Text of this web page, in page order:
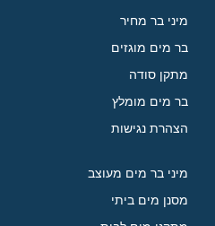
מיני בר מחיר
בר מים מוגזים
מתקן סודה
בר מים מומלץ
הצהרת נגישות
מיני בר מים מעוצב
מסנן מים ביתי